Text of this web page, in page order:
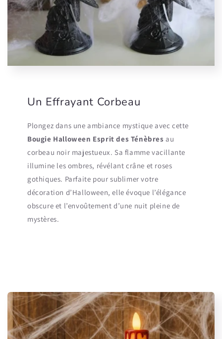
Un Effrayant Corbeau
Plongez dans une ambiance mystique avec cette
Bougie Halloween Esprit des Ténèbres au
corbeau noir majestueux. Sa flamme vacillante
illumine les ombres, révélant crâne et roses
gothiques. Parfaite pour sublimer votre
décoration d’Halloween, elle évoque l’élégance
obscure et l’envoûtement d’une nuit pleine de
mystères.